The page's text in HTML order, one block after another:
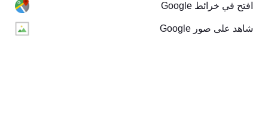
افتح في خرائط Google
شاهد على صور Google